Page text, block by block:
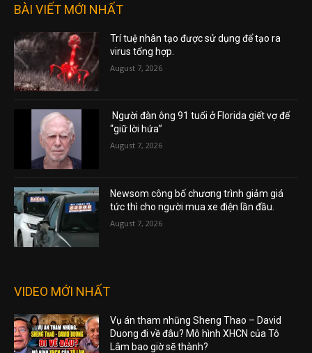
BÀI VIẾT MỚI NHẤT
Trí tuệ nhân tạo được sử dụng để tạo ra
virus tổng hợp.
August 7, 2026
Người đàn ông 91 tuổi ở Florida giết vợ để
“giữ lời hứa”
August 7, 2026
Newsom công bố chương trình giảm giá
tức thì cho người mua xe điện lần đầu.
August 7, 2026
VIDEO MỚI NHẤT
Vụ án tham nhũng Sheng Thao – David
Duong đi về đâu? Mô hình XHCN của Tô
Lâm bao giờ sẽ thành?